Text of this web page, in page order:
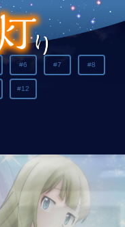
#6 #7 #8
#12